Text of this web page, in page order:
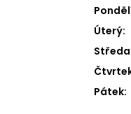
Úterý:
Pátek: